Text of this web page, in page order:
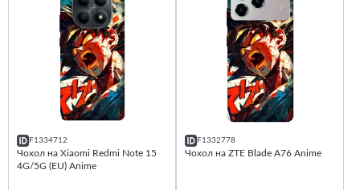
F1334712
Чохол на Xiaomi Redmi Note 15
4G/5G (EU) Anime
F1332778
Чохол на ZTE Blade A76 Anime